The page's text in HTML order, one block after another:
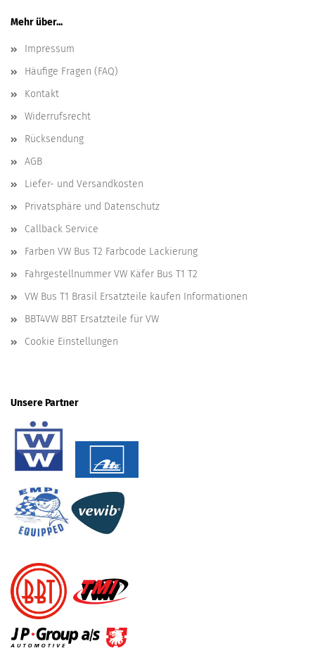
Mehr über...
Impressum
Häufige Fragen (FAQ)
Kontakt
Widerrufsrecht
Rücksendung
AGB
Liefer- und Versandkosten
Privatsphäre und Datenschutz
Callback Service
Farben VW Bus T2 Farbcode Lackierung
Fahrgestellnummer VW Käfer Bus T1 T2
VW Bus T1 Brasil Ersatzteile kaufen Informationen
BBT4VW BBT Ersatzteile für VW
Cookie Einstellungen
Unsere Partner